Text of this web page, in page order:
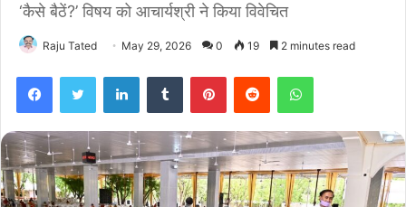
‘कैसे बैठें?’ विषय को आचार्यश्री ने किया विवेचित
Raju Tated May 29, 2026 0 19 2 minutes read
FacebookTwitter LinkedInTumblr PinterestReddit WhatsApp